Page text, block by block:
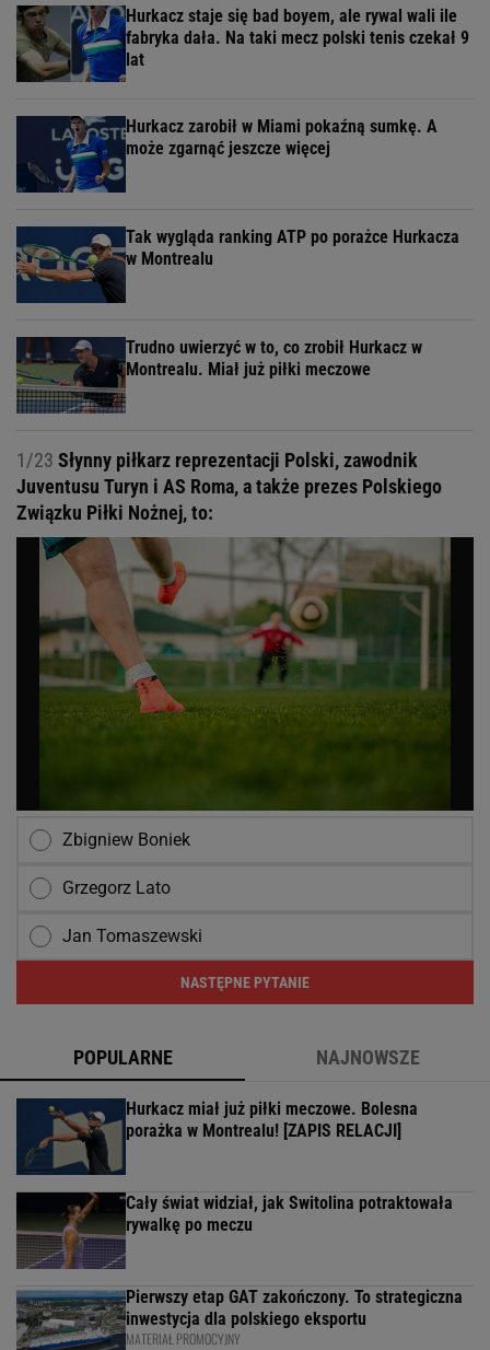
Hurkacz staje się bad boyem, ale rywal wali ile
fabryka dała. Na taki mecz polski tenis czekał 9
lat
Hurkacz zarobił w Miami pokaźną sumkę. A
może zgarnąć jeszcze więcej
Tak wygląda ranking ATP po porażce Hurkacza
w Montrealu
Trudno uwierzyć w to, co zrobił Hurkacz w
Montrealu. Miał już piłki meczowe
1/23 Słynny piłkarz reprezentacji Polski, zawodnik
Juventusu Turyn i AS Roma, a także prezes Polskiego
Związku Piłki Nożnej, to:
Zbigniew Boniek
Grzegorz Lato
Jan Tomaszewski
NASTĘPNE PYTANIE
POPULARNE NAJNOWSZE
Hurkacz miał już piłki meczowe. Bolesna
porażka w Montrealu! [ZAPIS RELACJI]
Cały świat widział, jak Switolina potraktowała
rywalkę po meczu
Pierwszy etap GAT zakończony. To strategiczna
inwestycja dla polskiego eksportu
MATERIAŁ PROMOCYJNY